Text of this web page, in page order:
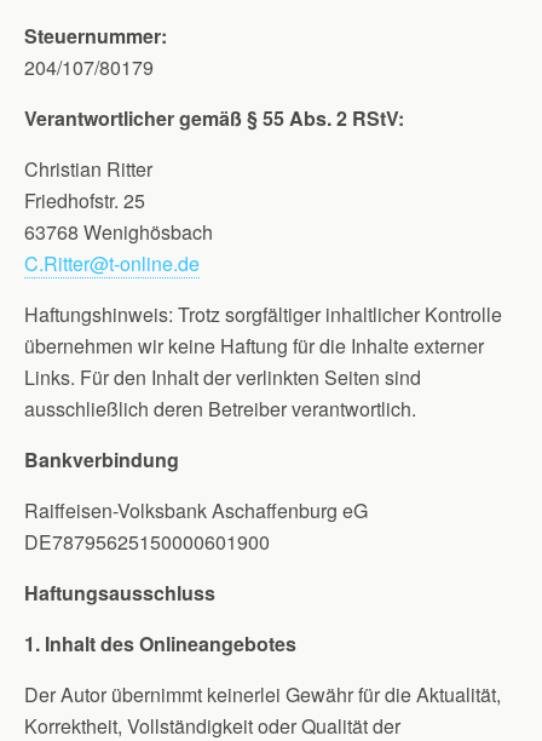
Steuernummer:
204/107/80179
Verantwortlicher gemäß § 55 Abs. 2 RStV:
Christian Ritter
Friedhofstr. 25
63768 Wenighösbach
C.Ritter@t-online.de
Haftungshinweis: Trotz sorgfältiger inhaltlicher Kontrolle
übernehmen wir keine Haftung für die Inhalte externer
Links. Für den Inhalt der verlinkten Seiten sind
ausschließlich deren Betreiber verantwortlich.
Bankverbindung
Raiffeisen-Volksbank Aschaffenburg eG
DE78795625150000601900
Haftungsausschluss
1. Inhalt des Onlineangebotes
Der Autor übernimmt keinerlei Gewähr für die Aktualität,
Korrektheit, Vollständigkeit oder Qualität der